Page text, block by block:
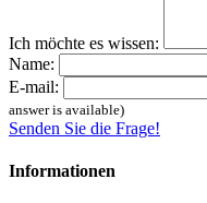
Ich möchte es wissen:
Name:
E-mail:
answer is available)
Senden Sie die Frage!
Informationen